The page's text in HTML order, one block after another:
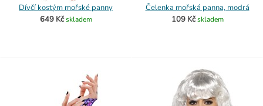
Dívčí kostým mořské panny
649 Kč skladem
Čelenka mořská panna, modrá
109 Kč skladem